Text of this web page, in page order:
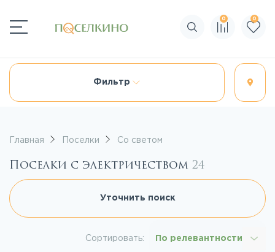
Поиск по сайту
0 0
Фильтр
Главная Поселки Со светом
Поселки с электричеством 24
Уточнить поиск
Сортировать: По релевантности